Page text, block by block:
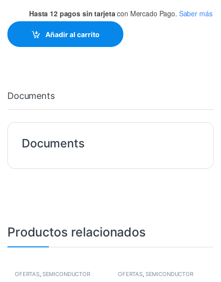
Hasta 12 pagos sin tarjeta con Mercado Pago. Saber más
Añadir al carrito
Documents
Documents
Productos relacionados
OFERTAS, SEMICONDUCTOR OFERTAS, SEMICONDUCTOR